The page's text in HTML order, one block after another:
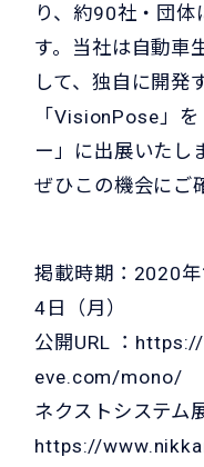
り、約90社・団体
す。当社は自動車
して、独自に開発
「VisionPose」
ー」に出展いたし
ぜひこの機会にご
掲載時期：2020
4日（月）
公開URL ：
eve.com/mono/
ネクストシステム
https://